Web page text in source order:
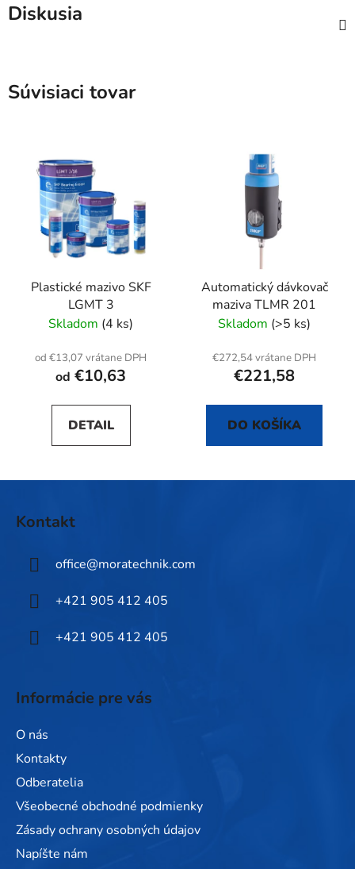
Diskusia
Súvisiaci tovar
Plastické mazivo SKF
LGMT 3
Skladom (4 ks)
od €13,07 vrátane DPH
od €10,63
DETAIL
Automatický dávkovač
maziva TLMR 201
Skladom (>5 ks)
€272,54 vrátane DPH
€221,58
DO KOŠÍKA
Kontakt
office@moratechnik.com
+421 905 412 405
+421 905 412 405
Informácie pre vás
O nás
Kontakty
Odberatelia
Všeobecné obchodné podmienky
Zásady ochrany osobných údajov
Napíšte nám